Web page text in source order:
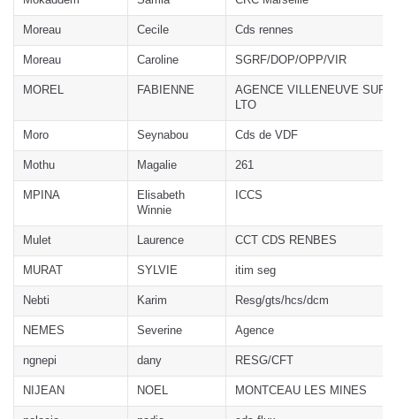
Moreau Cecile Cds rennes
Moreau Caroline SGRF/DOP/OPP/VIR
MOREL FABIENNE
AGENCE VILLENEUVE SUR
LTO
Moro Seynabou Cds de VDF
Mothu Magalie 261
MPINA
Elisabeth
Winnie
ICCS
Mulet Laurence CCT CDS RENBES
MURAT SYLVIE itim seg
Nebti Karim Resg/gts/hcs/dcm
NEMES Severine Agence
ngnepi dany RESG/CFT
NIJEAN NOEL MONTCEAU LES MINES